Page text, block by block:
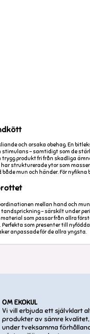
och orsaka obehag. En
– samtidigt som de
produkt fri från skadliga
har strukturerade ytor som
mun och händer. För
mellan hand och
– särskilt under
som passar från allra
som presenter till
anpassade för de allra yngsta.
OM EKOKUL
Vi vill erbjuda ett självklart
produkter av sämre
under tveksamma